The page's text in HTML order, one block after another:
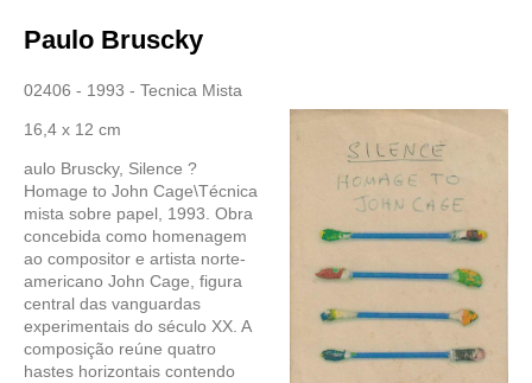
Paulo Bruscky
02406 - 1993 - Tecnica Mista
16,4 x 12 cm
aulo Bruscky, Silence ?
Homage to John Cage\Técnica
mista sobre papel, 1993. Obra
concebida como homenagem
ao compositor e artista norte-
americano John Cage, figura
central das vanguardas
experimentais do século XX. A
composição reúne quatro
hastes horizontais contendo